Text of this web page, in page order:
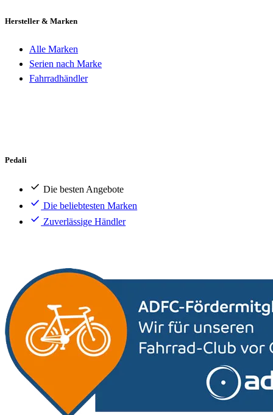
Hersteller & Marken
Alle Marken
Serien nach Marke
Fahrradhändler
Pedali
Die besten Angebote
Die beliebtesten Marken
Zuverlässige Händler